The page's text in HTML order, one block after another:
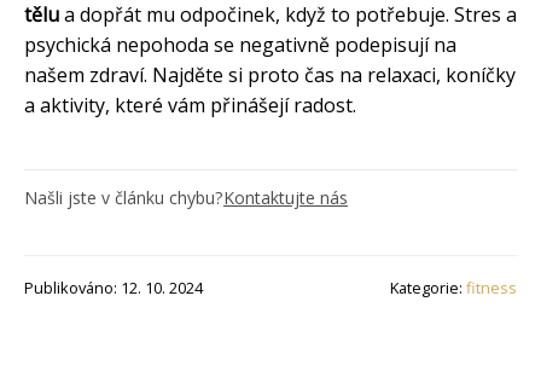
tělua dopřát mu odpočinek, když to potřebuje. Stres a
psychická nepohoda se negativně podepisují na
našem zdraví. Najděte si proto čas na relaxaci, koníčky
a aktivity, které vám přinášejí radost.
Našli jste v článku chybu?Kontaktujte nás
Publikováno: 12. 10. 2024 Kategorie: fitness